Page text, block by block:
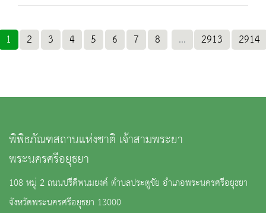
1 2 3 4 5 6 7 8 ... 2913 2914
พิพิธภัณฑสถานแห่งชาติ เจ้าสามพระยา
พระนครศรีอยุธยา
108 หมู่ 2 ถนนปรีดีพนมยงค์ ตำบลประตูชัย อำเภอพระนครศรีอยุธยา
จังหวัดพระนครศรีอยุธยา 13000